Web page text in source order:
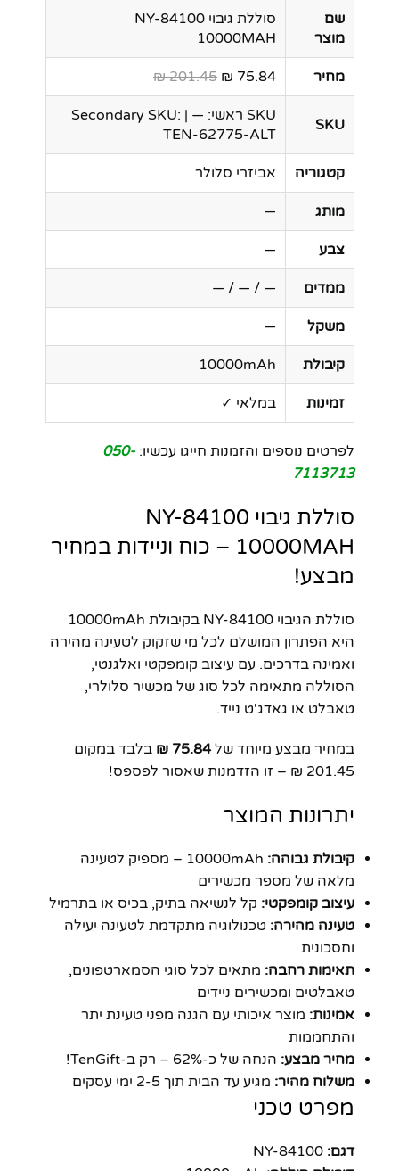
שם
מוצר
סוללת גיבוי NY-84100
10000MAH
מחיר 75.84 ₪
201.45 ₪
SKU
SKU ראשי: — | Secondary SKU:
TEN-62775-ALT
קטגוריה אביזרי סלולר
מותג —
צבע —
ממדים — / — / —
משקל —
קיבולת 10000mAh
זמינות במלאי ✓
לפרטים נוספים והזמנות חייגו עכשיו: 050-
7113713
סוללת גיבוי NY-84100
10000MAH – כוח וניידות במחיר
מבצע!
סוללת הגיבוי NY-84100 בקיבולת 10000mAh
היא הפתרון המושלם לכל מי שזקוק לטעינה מהירה
ואמינה בדרכים. עם עיצוב קומפקטי ואלגנטי,
הסוללה מתאימה לכל סוג של מכשיר סלולרי,
טאבלט או גאדג'ט נייד.
במחיר מבצע מיוחד של75.84 ₪
בלבד במקום
201.45 ₪ – זו הזדמנות שאסור לפספס!
יתרונות המוצר
קיבולת גבוהה:
10000mAh – מספיק לטעינה
מלאה של מספר מכשירים
עיצוב קומפקטי: קל לנשיאה בתיק, בכיס או בתרמיל
טעינה מהירה: טכנולוגיה מתקדמת לטעינה יעילה
וחסכונית
תאימות רחבה: מתאים לכל סוגי הסמארטפונים,
טאבלטים ומכשירים ניידים
אמינות: מוצר איכותי עם הגנה מפני טעינת יתר
והתחממות
מחיר מבצע: הנחה של כ-62% – רק ב-TenGift!
משלוח מהיר: מגיע עד הבית תוך 2-5 ימי עסקים
מפרט טכני
דגם: